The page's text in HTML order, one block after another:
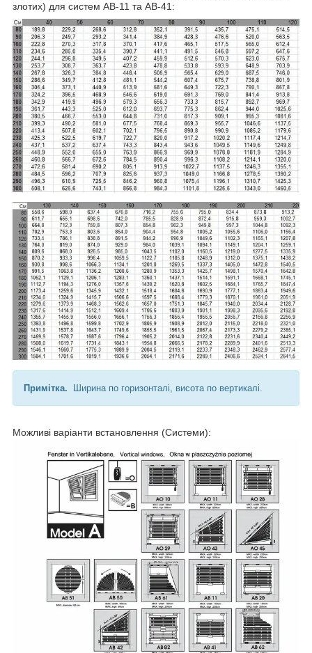
злотих) для систем AB-11 та AB-41:
Примітка. Ширина по горизонталі, висота по вертикалі.
Можливі варіанти встановлення (Системи):